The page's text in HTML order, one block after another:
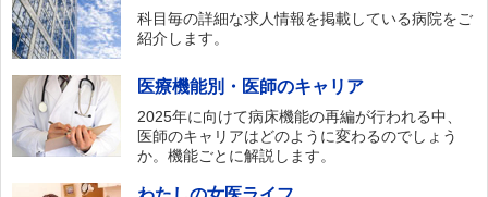
科目毎の詳細な求人情報を掲載している病院をご
紹介します。
医療機能別・医師のキャリア
2025年に向けて病床機能の再編が行われる中、
医師のキャリアはどのように変わるのでしょう
か。機能ごとに解説します。